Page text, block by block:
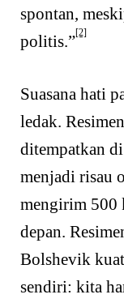
spontan,
politis.”[2]
Suasana hati
ledak.
ditempatkan
menjadi risau
mengirim 500
depan.
Bolshevik
sendiri: kita